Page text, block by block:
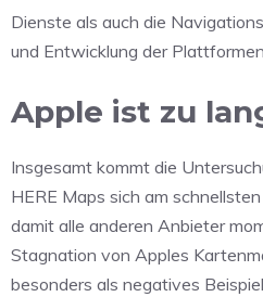
Dienste als auch die
und Entwicklung der
Apple ist zu
Insgesamt kommt die
HERE Maps sich am
damit alle anderen Anbieter
Stagnation von Apples
besonders als negatives